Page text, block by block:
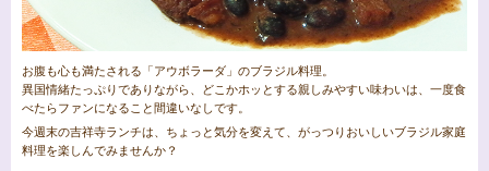
お腹も心も満たされる「アウボラーダ」のブラジル料理。
異国情緒たっぷりでありながら、どこかホッとする親しみやすい味わいは、一度食
べたらファンになること間違いなしです。
今週末の吉祥寺ランチは、ちょっと気分を変えて、がっつりおいしいブラジル家庭
料理を楽しんでみませんか？